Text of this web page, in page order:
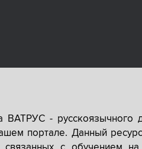
ВАТРУС -
портале. Данный